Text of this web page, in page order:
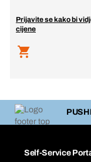
Prijavite se kako bi
cijene
Self-Service